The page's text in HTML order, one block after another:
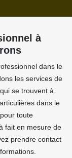
à
dans le
les services de
se trouvent à
dans le
toute
fait en mesure de
prendre contact